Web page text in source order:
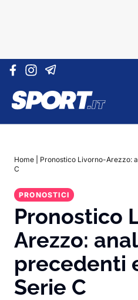
Vai al contenuto
Home
Pronostico Livorno-Arezzo:
C
PRONOSTICI
Pronostico
Arezzo:
precedenti
Serie C